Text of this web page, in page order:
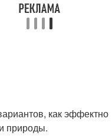
как эффектно
природы.